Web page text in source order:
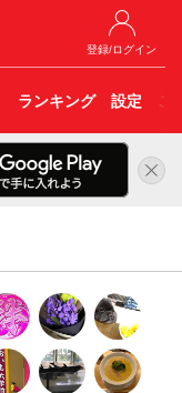
登録/ログイン
ランキング 設定 こ